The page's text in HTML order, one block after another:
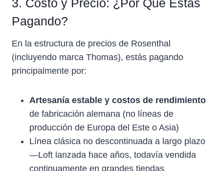
3. Costo y Precio: ¿Por Qué Estás
Pagando?
En la estructura de precios de Rosenthal
(incluyendo marca Thomas), estás pagando
principalmente por:
Artesanía estable y costos de rendimiento
de fabricación alemana (no líneas de
producción de Europa del Este o Asia)
Línea clásica no descontinuada a largo plazo
—Loft lanzada hace años, todavía vendida
continuamente en grandes tiendas